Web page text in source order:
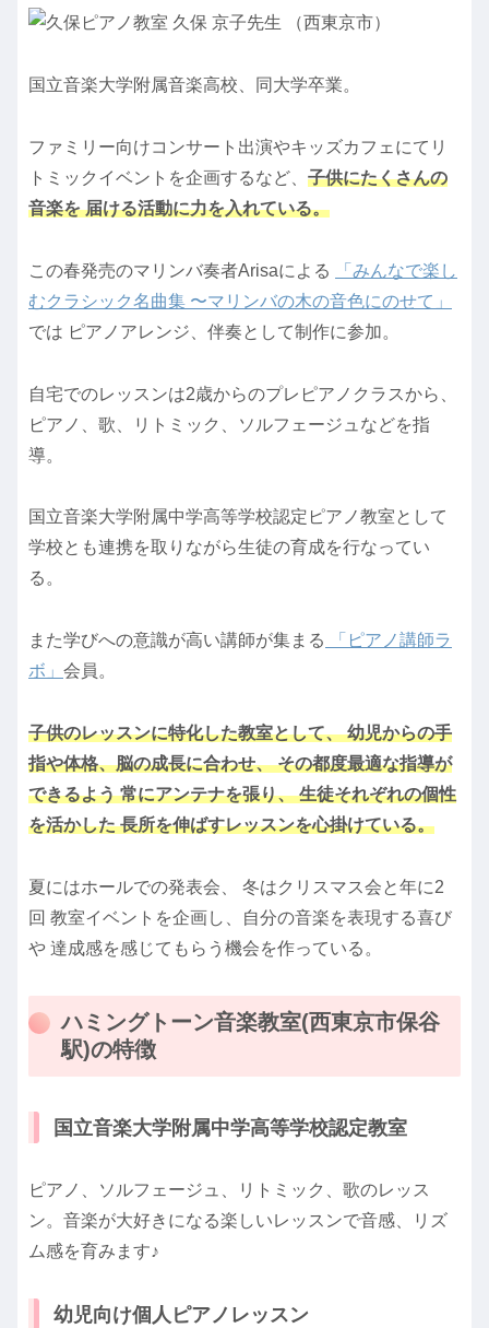
国立音楽大学附属音楽高校、同大学卒業。
ファミリー向けコンサート出演やキッズカフェにてリ
トミックイベントを企画するなど、 子供にたくさんの
音楽を 届ける活動に力を入れている。
この春発売のマリンバ奏者Arisaによる
「みんなで楽し
むクラシック名曲集 〜マリンバの木の音色にのせて」
では ピアノアレンジ、伴奏として制作に参加。
自宅でのレッスンは2歳からのプレピアノクラスから、
ピアノ、歌、リトミック、ソルフェージュなどを指
導。
国立音楽大学附属中学高等学校認定ピアノ教室として
学校とも連携を取りながら生徒の育成を行なってい
る。
また学びへの意識が高い講師が集まる
「ピアノ講師ラ
ボ」 会員。
子供のレッスンに特化した教室として、 幼児からの手
指や体格、脳の成長に合わせ、 その都度最適な指導が
できるよう 常にアンテナを張り、 生徒それぞれの個性
を活かした 長所を伸ばすレッスンを心掛けている。
夏にはホールでの発表会、 冬はクリスマス会と年に2
回 教室イベントを企画し、自分の音楽を表現する喜び
や 達成感を感じてもらう機会を作っている。
ハミングトーン音楽教室(西東京市保谷
駅)の特徴
国立音楽大学附属中学高等学校認定教室
ピアノ、ソルフェージュ、リトミック、歌のレッス
ン。音楽が大好きになる楽しいレッスンで音感、リズ
ム感を育みます♪
幼児向け個人ピアノレッスン